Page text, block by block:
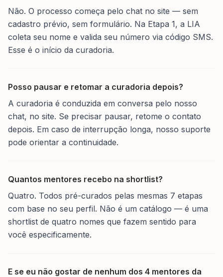
Não. O processo começa pelo chat no site — sem
cadastro prévio, sem formulário. Na Etapa 1, a LIA
coleta seu nome e valida seu número via código SMS.
Esse é o início da curadoria.
Posso pausar e retomar a curadoria depois?
A curadoria é conduzida em conversa pelo nosso
chat, no site. Se precisar pausar, retome o contato
depois. Em caso de interrupção longa, nosso suporte
pode orientar a continuidade.
Quantos mentores recebo na shortlist?
Quatro. Todos pré-curados pelas mesmas 7 etapas
com base no seu perfil. Não é um catálogo — é uma
shortlist de quatro nomes que fazem sentido para
você especificamente.
E se eu não gostar de nenhum dos 4 mentores da